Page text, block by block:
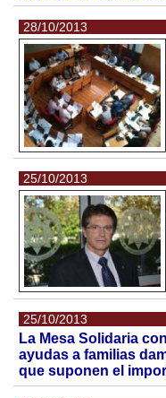
28/10/2013
25/10/2013
25/10/2013
La Mesa Solidaria
ayudas a familias
que suponen el